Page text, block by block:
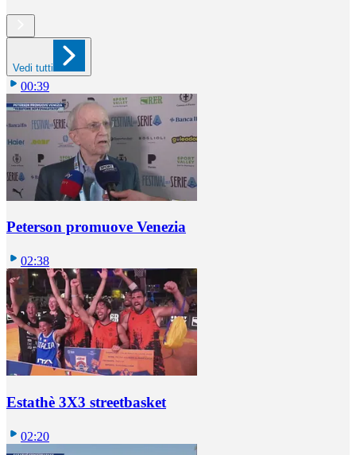
Vedi tutti
00:39
Peterson promuove Venezia
02:38
Estathè 3X3 streetbasket
02:20